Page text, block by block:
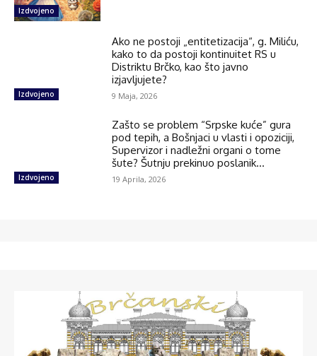
Izdvojeno
Izdvojeno
Ako ne postoji „entitetizacija“, g. Miliću,
kako to da postoji kontinuitet RS u
Distriktu Brčko, kao što javno
izjavljujete?
9 Maja, 2026
Izdvojeno
Zašto se problem “Srpske kuće” gura
pod tepih, a Bošnjaci u vlasti i opoziciji,
Supervizor i nadležni organi o tome
šute? Šutnju prekinuo poslanik...
19 Aprila, 2026